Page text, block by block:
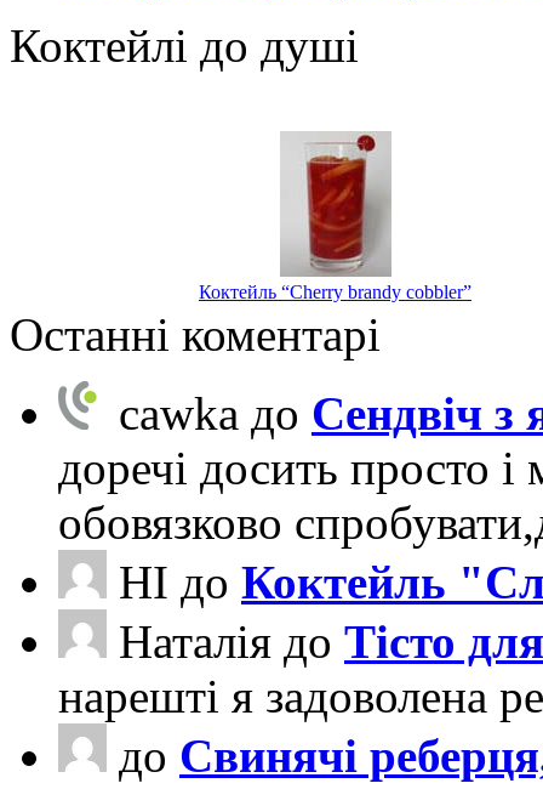
Коктейлі до душі
Коктейль “Cherry brandy cobbler”
Останні коментарі
cawka до Сендвіч з
доречі досить просто
обовязково
НІ до Коктейль
Наталія до Тісто
нарешті я задоволена
до Свинячі